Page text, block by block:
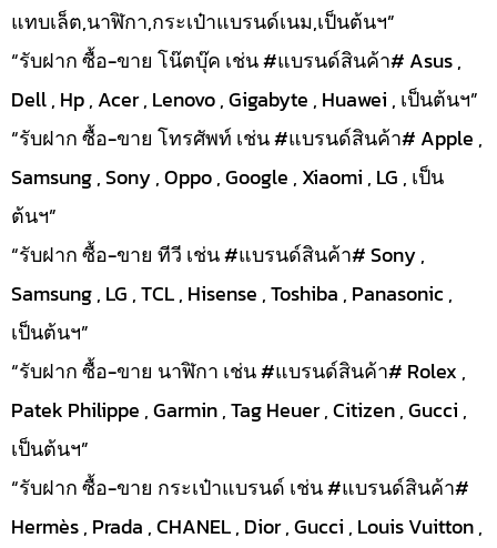
แทบเล็ต,นาฬิกา,กระเป๋าแบรนด์เนม,เป็นต้นฯ”
“รับฝาก ซื้อ-ขาย โน๊ตบุ๊ค เช่น #แบรนด์สินค้า# Asus ,
Dell , Hp , Acer , Lenovo , Gigabyte , Huawei , เป็นต้นฯ”
“รับฝาก ซื้อ-ขาย โทรศัพท์ เช่น #แบรนด์สินค้า# Apple ,
Samsung , Sony , Oppo , Google , Xiaomi , LG , เป็น
ต้นฯ”
“รับฝาก ซื้อ-ขาย ทีวี เช่น #แบรนด์สินค้า# Sony ,
Samsung , LG , TCL , Hisense , Toshiba , Panasonic ,
เป็นต้นฯ”
“รับฝาก ซื้อ-ขาย นาฬิกา เช่น #แบรนด์สินค้า# Rolex ,
Patek Philippe , Garmin , Tag Heuer , Citizen , Gucci ,
เป็นต้นฯ”
“รับฝาก ซื้อ-ขาย กระเป๋าแบรนด์ เช่น #แบรนด์สินค้า#
Hermès , Prada , CHANEL , Dior , Gucci , Louis Vuitton ,